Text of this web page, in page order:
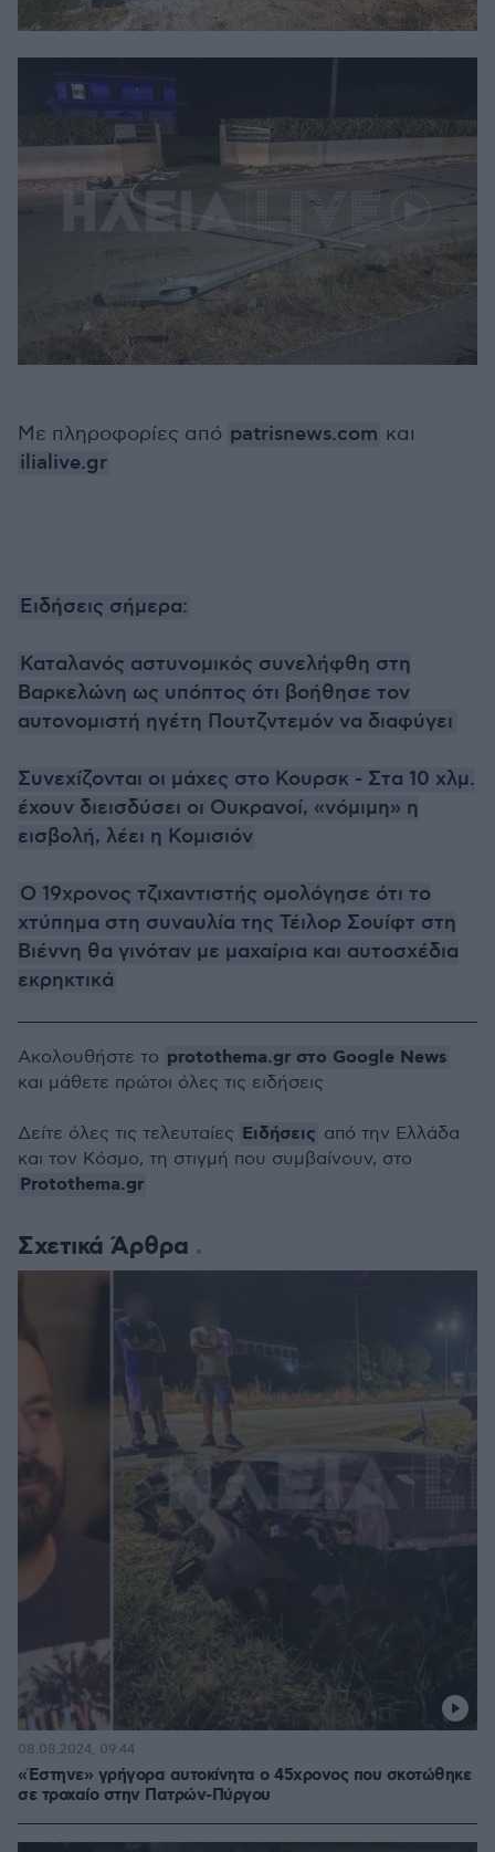
Με πληροφορίες από patrisnews.com και
ilialive.gr
Ειδήσεις σήμερα:
Καταλανός αστυνομικός συνελήφθη στη
Βαρκελώνη ως υπόπτος ότι βοήθησε τον
αυτονομιστή ηγέτη Πουτζντεμόν να διαφύγει
Συνεχίζονται οι μάχες στο Κουρσκ - Στα 10 χλμ.
έχουν διεισδύσει οι Ουκρανοί, «νόμιμη» η
εισβολή, λέει η Κομισιόν
Ο 19χρονος τζιχαντιστής ομολόγησε ότι το
χτύπημα στη συναυλία της Τέιλορ Σουίφτ στη
Βιέννη θα γινόταν με μαχαίρια και αυτοσχέδια
εκρηκτικά
Σχετικά Άρθρα
«Έστηνε» γρήγορα αυτοκίνητα ο 45χρονος που σκοτώθηκε
σε τροχαίο στην Πατρών-Πύργου
08.08.2024, 09:44
Ακολουθήστε το protothema.gr στο Google News
και μάθετε πρώτοι όλες τις ειδήσεις
Δείτε όλες τις τελευταίες Ειδήσεις από την Ελλάδα
και τον Κόσμο, τη στιγμή που συμβαίνουν, στο
Protothema.gr